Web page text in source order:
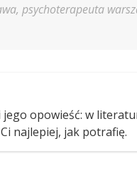
, psychoterapeuta
opowieść: w
najlepiej, jak potrafię.